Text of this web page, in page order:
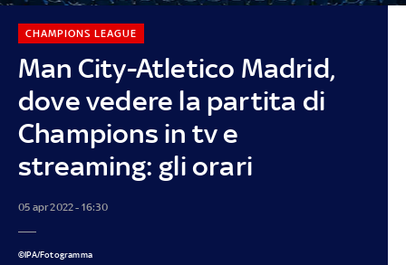
Man City-Atletico Madrid,
dove vedere la partita di
Champions in tv e
streaming: gli orari
CHAMPIONS LEAGUE
05 apr 2022 - 16:30
©IPA/Fotogramma